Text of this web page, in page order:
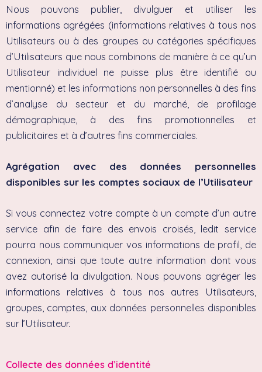
Nous pouvons publier, divulguer et utiliser les
informations agrégées (informations relatives à tous nos
Utilisateurs ou à des groupes ou catégories spécifiques
d’Utilisateurs que nous combinons de manière à ce qu’un
Utilisateur individuel ne puisse plus être identifié ou
mentionné) et les informations non personnelles à des fins
d’analyse du secteur et du marché, de profilage
démographique, à des fins promotionnelles et
publicitaires et à d’autres fins commerciales.
Agrégation avec des données personnelles
disponibles sur les comptes sociaux de l’Utilisateur
Si vous connectez votre compte à un compte d’un autre
service afin de faire des envois croisés, ledit service
pourra nous communiquer vos informations de profil, de
connexion, ainsi que toute autre information dont vous
avez autorisé la divulgation. Nous pouvons agréger les
informations relatives à tous nos autres Utilisateurs,
groupes, comptes, aux données personnelles disponibles
sur l’Utilisateur.
Collecte des données d’identité